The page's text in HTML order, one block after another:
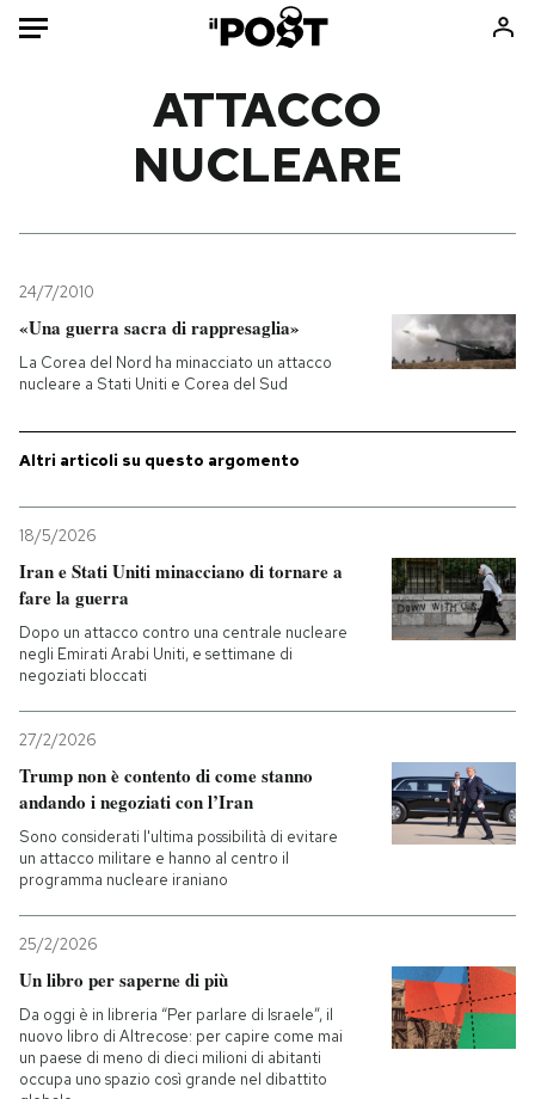
Mondo
Tecnologia
Internet
Scienza
Libri
Media
PODCAST
NEWSLETTER
I MIEI PREFERITI
AREA PERSONALE
Entra
ATTACCO
NUCLEARE
24/7/2010
«Una guerra sacra di rappresaglia»
La Corea del Nord ha minacciato un attacco
nucleare a Stati Uniti e Corea del Sud
Altri articoli su questo argomento
18/5/2026
Iran e Stati Uniti minacciano di tornare a
fare la guerra
Dopo un attacco contro una centrale nucleare
negli Emirati Arabi Uniti, e settimane di
negoziati bloccati
27/2/2026
Trump non è contento di come stanno
andando i negoziati con l’Iran
Sono considerati l'ultima possibilità di evitare
un attacco militare e hanno al centro il
programma nucleare iraniano
25/2/2026
Un libro per saperne di più
Da oggi è in libreria “Per parlare di Israele”, il
nuovo libro di Altrecose: per capire come mai
un paese di meno di dieci milioni di abitanti
occupa uno spazio così grande nel dibattito